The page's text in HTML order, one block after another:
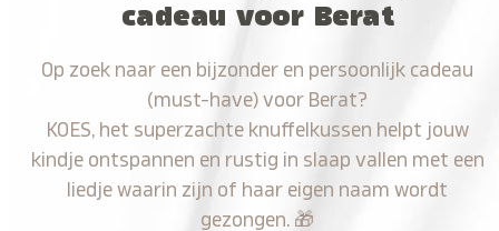
cadeau voor Berat
Op zoek naar een bijzonder en persoonlijk cadeau
(must-have) voor Berat?
KOES, het superzachte knuffelkussen helpt jouw
kindje ontspannen en rustig in slaap vallen met een
liedje waarin zijn of haar eigen naam wordt
gezongen. 🎁